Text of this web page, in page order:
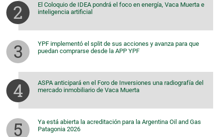
El Coloquio de IDEA pondrá el foco en energía, Vaca Muerta e
inteligencia artificial
YPF implementó el split de sus acciones y avanza para que
puedan comprarse desde la APP YPF
ASPA anticipará en el Foro de Inversiones una radiografía del
mercado inmobiliario de Vaca Muerta
Ya está abierta la acreditación para la Argentina Oil and Gas
Patagonia 2026